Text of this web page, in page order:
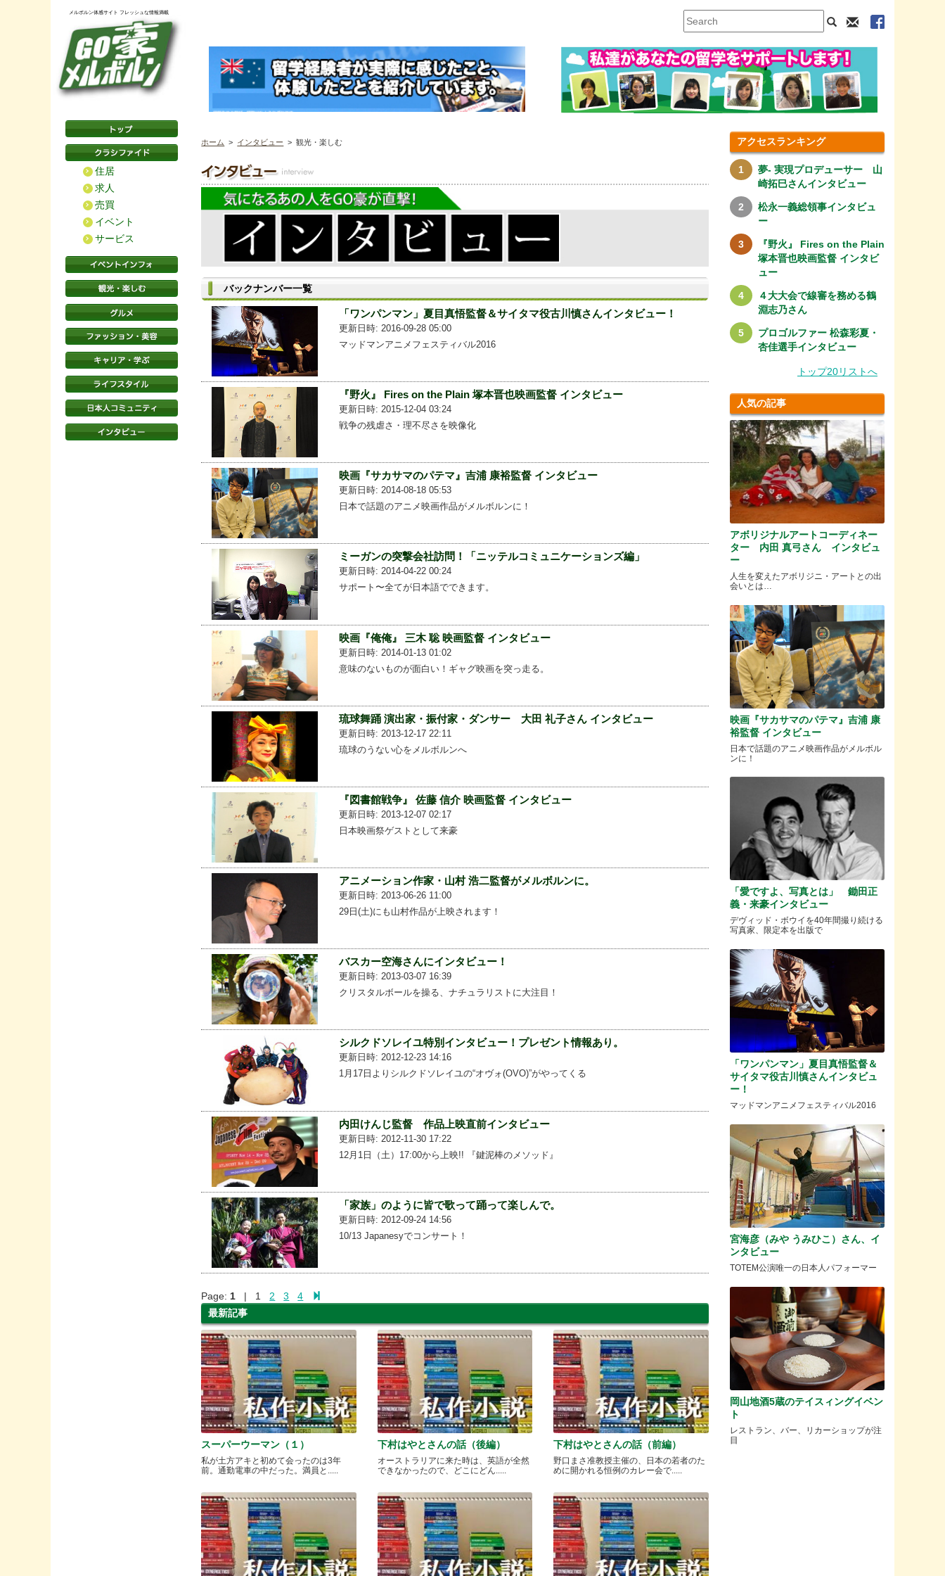
メルボルン体感サイト フレッシュな情報満載
住居
求人
売買
イベント
サービス
ホーム > インタビュー > 観光・楽しむ
バックナンバー一覧
「ワンパンマン」夏目真悟監督＆サイタマ役古川慎さんインタビュー！
更新日時: 2016-09-28 05:00
マッドマンアニメフェスティバル2016
『野火』 Fires on the Plain 塚本晋也映画監督 インタビュー
更新日時: 2015-12-04 03:24
戦争の残虐さ・理不尽さを映像化
映画『サカサマのパテマ』吉浦 康裕監督 インタビュー
更新日時: 2014-08-18 05:53
日本で話題のアニメ映画作品がメルボルンに！
ミーガンの突撃会社訪問！「ニッテルコミュニケーションズ編」
更新日時: 2014-04-22 00:24
サポート〜全てが日本語でできます。
映画『俺俺』 三木 聡 映画監督 インタビュー
更新日時: 2014-01-13 01:02
意味のないものが面白い！ギャグ映画を突っ走る。
琉球舞踊 演出家・振付家・ダンサー 大田 礼子さん インタビュー
更新日時: 2013-12-17 22:11
琉球のうない心をメルボルンへ
『図書館戦争』 佐藤 信介 映画監督 インタビュー
更新日時: 2013-12-07 02:17
日本映画祭ゲストとして来豪
アニメーション作家・山村 浩二監督がメルボルンに。
更新日時: 2013-06-26 11:00
29日(土)にも山村作品が上映されます！
バスカー空海さんにインタビュー！
更新日時: 2013-03-07 16:39
クリスタルボールを操る、ナチュラリストに大注目！
シルクドソレイユ特別インタビュー！プレゼント情報あり。
更新日時: 2012-12-23 14:16
1月17日よりシルクドソレイユの“オヴォ(OVO)”がやってくる
内田けんじ監督 作品上映直前インタビュー
更新日時: 2012-11-30 17:22
12月1日（土）17:00から上映!! 『鍵泥棒のメソッド』
「家族」のように皆で歌って踊って楽しんで。
更新日時: 2012-09-24 14:56
10/13 Japanesyでコンサート！
Page: 1 | 1 2 3
4
最新記事
スーパーウーマン（１）
私が土方アキと初めて会ったのは3年
前。通勤電車の中だった。満員と.....
下村はやとさんの話（後編）
オーストラリアに来た時は、英語が全然
できなかったので、どこにどん.....
下村はやとさんの話（前編）
野口まさ准教授主催の、日本の若者のた
めに開かれる恒例のカレー会で.....
アクセスランキング
夢- 実現プロデューサー 山
崎拓巳さんインタビュー
松永一義総領事インタビュ
ー
『野火』 Fires on the Plain
塚本晋也映画監督 インタビ
ュー
４大大会で線審を務める鶴
淵志乃さん
プロゴルファー 松森彩夏・
杏佳選手インタビュー
トップ20リストへ
人気の記事
アボリジナルアートコーディネー
ター 内田 真弓さん インタビュ
ー
人生を変えたアボリジニ・アートとの出
会いとは…
映画『サカサマのパテマ』吉浦 康
裕監督 インタビュー
日本で話題のアニメ映画作品がメルボル
ンに！
「愛ですよ、写真とは」 鋤田正
義・来豪インタビュー
デヴィッド・ボウイを40年間撮り続ける
写真家、限定本を出版で
「ワンパンマン」夏目真悟監督＆
サイタマ役古川慎さんインタビュ
ー！
マッドマンアニメフェスティバル2016
宮海彦（みや うみひこ）さん、イ
ンタビュー
TOTEM公演唯一の日本人パフォーマー
岡山地酒5蔵のテイスィングイベン
ト
レストラン、バー、リカーショップが注
目